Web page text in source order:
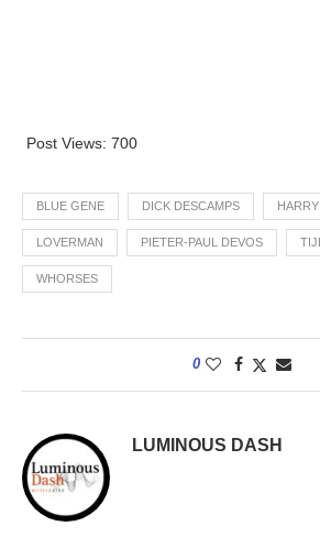
Post Views: 700
BLUE GENE DICK DESCAMPS
LOVERMAN PIETER-PAUL DEVOS
WHORSES
0
LUMINOUS DASH